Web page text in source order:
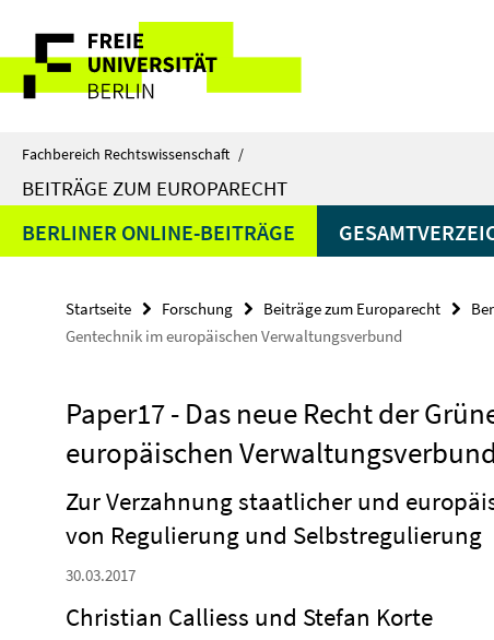
direkt
Inhalt
Service-
Navigation
Fachbereich Rechtswissenschaft /
BEITRÄGE ZUM EUROPARECHT
BERLINER ONLINE-BEITRÄGE
Startseite Forschung Beiträge zum Europarecht
Gentechnik im europäischen Verwaltungsverbund
Paper17 - Das neue Recht der
europäischen Verwaltungsverbund
Zur Verzahnung staatlicher und
von Regulierung und Selbstregulierung
30.03.2017
Christian Calliess und Stefan Korte